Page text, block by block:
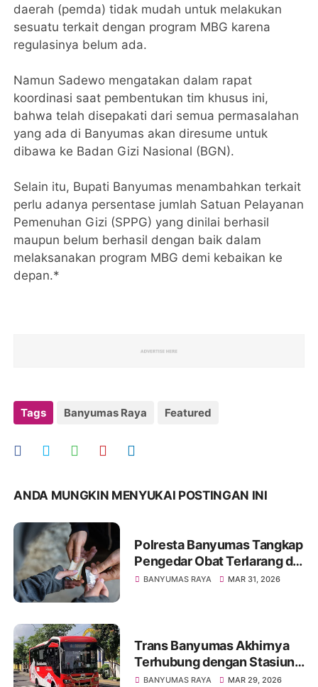
daerah (pemda) tidak mudah untuk melakukan
sesuatu terkait dengan program MBG karena
regulasinya belum ada.
Namun Sadewo mengatakan dalam rapat
koordinasi saat pembentukan tim khusus ini,
bahwa telah disepakati dari semua permasalahan
yang ada di Banyumas akan diresume untuk
dibawa ke Badan Gizi Nasional (BGN).
Selain itu, Bupati Banyumas menambahkan terkait
perlu adanya persentase jumlah Satuan Pelayanan
Pemenuhan Gizi (SPPG) yang dinilai berhasil
maupun belum berhasil dengan baik dalam
melaksanakan program MBG demi kebaikan ke
depan.*
Tags Banyumas Raya Featured
ANDA MUNGKIN MENYUKAI POSTINGAN INI
Polresta Banyumas Tangkap
Pengedar Obat Terlarang di
Wangon, 1.055 Butir
BANYUMAS RAYA MAR 31, 2026
Trans Banyumas Akhirnya
Terhubung dengan Stasiun
Purwokerto, Kini Semakin
BANYUMAS RAYA MAR 29, 2026